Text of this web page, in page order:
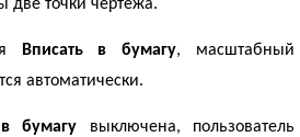
две точки чертежа.
Вписать в бумагу, масштабный
автоматически.
в бумагу выключена, пользователь